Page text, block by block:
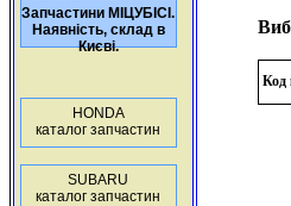
Запчастини МІЦУБІСІ.
Наявність, склад в
Києві.
HONDA
каталог запчастин
SUBARU
каталог запчастин
Код